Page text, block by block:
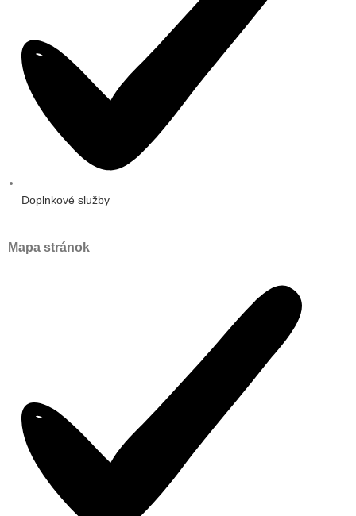
Doplnkové služby
Mapa stránok